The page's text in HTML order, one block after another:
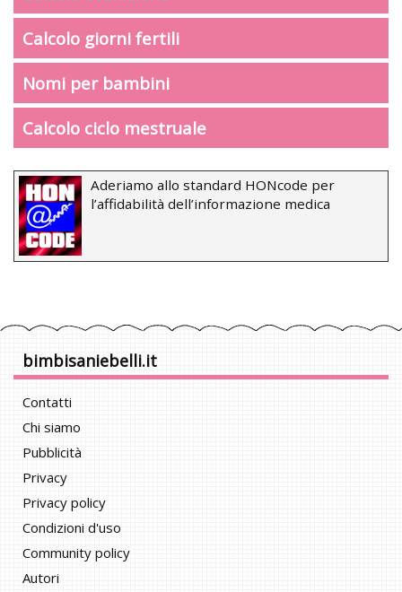
Calcolo giorni fertili
Nomi per bambini
Calcolo ciclo mestruale
Aderiamo allo standard HONcode per
l’affidabilità dell’informazione medica
bimbisaniebelli.it
Contatti
Chi siamo
Pubblicità
Privacy
Privacy policy
Condizioni d'uso
Community policy
Autori